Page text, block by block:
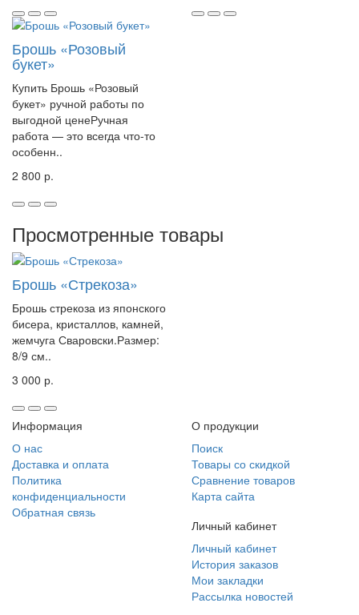
Брошь «Розовый
букет»
Купить Брошь «Розовый
букет» ручной работы по
выгодной ценеРучная
работа — это всегда что-то
особенн..
2 800 р.
Просмотренные товары
Брошь «Стрекоза»
Брошь стрекоза из японского
бисера, кристаллов, камней,
жемчуга Сваровски.Размер:
8/9 см..
3 000 р.
Информация
О нас
Доставка и оплата
Политика
конфиденциальности
Обратная связь
О продукции
Поиск
Товары со скидкой
Сравнение товаров
Карта сайта
Личный кабинет
Личный кабинет
История заказов
Мои закладки
Рассылка новостей